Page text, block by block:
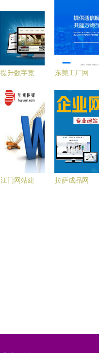
提升数字竞
庄网站建设
服务的专业
指南
东莞工厂网
与青岛外放
手工活工厂
江门网站建
拉萨成品网